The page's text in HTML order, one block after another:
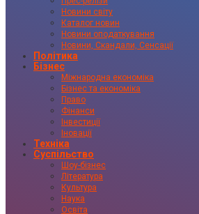
Новини світу
Каталог новин
Новини оподаткування
Новини, Скандали, Сенсації
Політика
Бізнес
Міжнародна економіка
Бізнес та економіка
Право
Фінанси
Інвестиції
Іновації
Техніка
Суспільство
Шоу-бізнес
Література
Культура
Наука
Освіта